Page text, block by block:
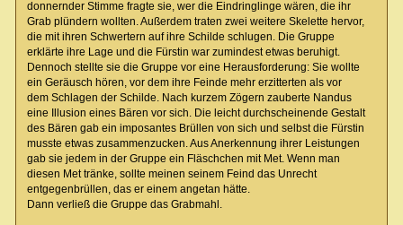
donnernder Stimme fragte sie, wer die Eindringlinge wären, die ihr
Grab plündern wollten. Außerdem traten zwei weitere Skelette hervor,
die mit ihren Schwertern auf ihre Schilde schlugen. Die Gruppe
erklärte ihre Lage und die Fürstin war zumindest etwas beruhigt.
Dennoch stellte sie die Gruppe vor eine Herausforderung: Sie wollte
ein Geräusch hören, vor dem ihre Feinde mehr erzitterten als vor
dem Schlagen der Schilde. Nach kurzem Zögern zauberte Nandus
eine Illusion eines Bären vor sich. Die leicht durchscheinende Gestalt
des Bären gab ein imposantes Brüllen von sich und selbst die Fürstin
musste etwas zusammenzucken. Aus Anerkennung ihrer Leistungen
gab sie jedem in der Gruppe ein Fläschchen mit Met. Wenn man
diesen Met tränke, sollte meinen seinem Feind das Unrecht
entgegenbrüllen, das er einem angetan hätte.
Dann verließ die Gruppe das Grabmahl.